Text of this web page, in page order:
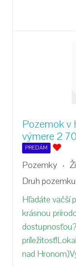
Pozemok v
výmere 2
PREDÁM
Pozemky
Druh
Hľadáte väčší
krásnou
nad